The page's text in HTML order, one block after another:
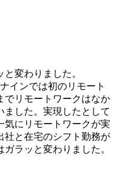
変わりました。
インでは初のリモート
でリモートワークはなか
ました。実現したとして
気にリモートワークが実
社と在宅のシフト勤務が
ラッと変わりました。